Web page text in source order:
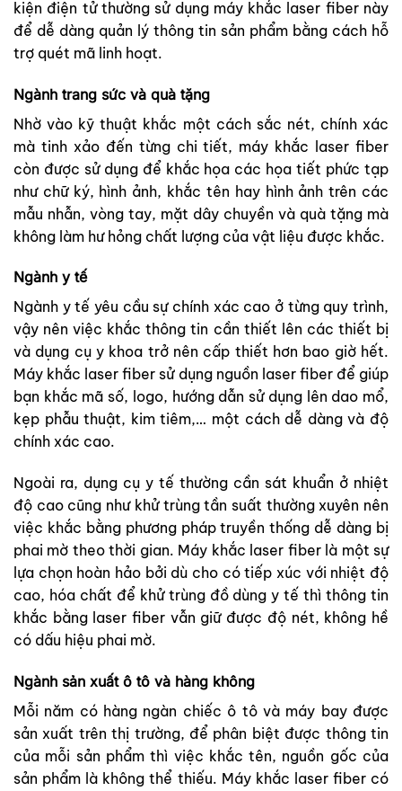
kiện điện tử thường sử dụng máy khắc laser fiber này
để dễ dàng quản lý thông tin sản phẩm bằng cách hỗ
trợ quét mã linh hoạt.
Ngành trang sức và quà tặng
Nhờ vào kỹ thuật khắc một cách sắc nét, chính xác
mà tinh xảo đến từng chi tiết, máy khắc laser fiber
còn được sử dụng để khắc họa các họa tiết phức tạp
như chữ ký, hình ảnh, khắc tên hay hình ảnh trên các
mẫu nhẫn, vòng tay, mặt dây chuyền và quà tặng mà
không làm hư hỏng chất lượng của vật liệu được khắc.
Ngành y tế
Ngành y tế yêu cầu sự chính xác cao ở từng quy trình,
vậy nên việc khắc thông tin cần thiết lên các thiết bị
và dụng cụ y khoa trở nên cấp thiết hơn bao giờ hết.
Máy khắc laser fiber sử dụng nguồn laser fiber để giúp
bạn khắc mã số, logo, hướng dẫn sử dụng lên dao mổ,
kẹp phẫu thuật, kim tiêm,… một cách dễ dàng và độ
chính xác cao.
Ngoài ra, dụng cụ y tế thường cần sát khuẩn ở nhiệt
độ cao cũng như khử trùng tần suất thường xuyên nên
việc khắc bằng phương pháp truyền thống dễ dàng bị
phai mờ theo thời gian. Máy khắc laser fiber là một sự
lựa chọn hoàn hảo bởi dù cho có tiếp xúc với nhiệt độ
cao, hóa chất để khử trùng đồ dùng y tế thì thông tin
khắc bằng laser fiber vẫn giữ được độ nét, không hề
có dấu hiệu phai mờ.
Ngành sản xuất ô tô và hàng không
Mỗi năm có hàng ngàn chiếc ô tô và máy bay được
sản xuất trên thị trường, để phân biệt được thông tin
của mỗi sản phẩm thì việc khắc tên, nguồn gốc của
sản phẩm là không thể thiếu. Máy khắc laser fiber có